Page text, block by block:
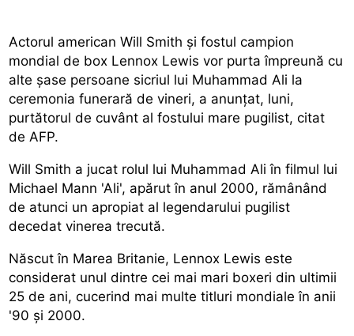
Actorul american Will Smith și fostul campion
mondial de box Lennox Lewis vor purta împreună cu
alte șase persoane sicriul lui Muhammad Ali la
ceremonia funerară de vineri, a anunțat, luni,
purtătorul de cuvânt al fostului mare pugilist, citat
de AFP.
Will Smith a jucat rolul lui Muhammad Ali în filmul lui
Michael Mann 'Ali', apărut în anul 2000, rămânând
de atunci un apropiat al legendarului pugilist
decedat vinerea trecută.
Născut în Marea Britanie, Lennox Lewis este
considerat unul dintre cei mai mari boxeri din ultimii
25 de ani, cucerind mai multe titluri mondiale în anii
'90 și 2000.